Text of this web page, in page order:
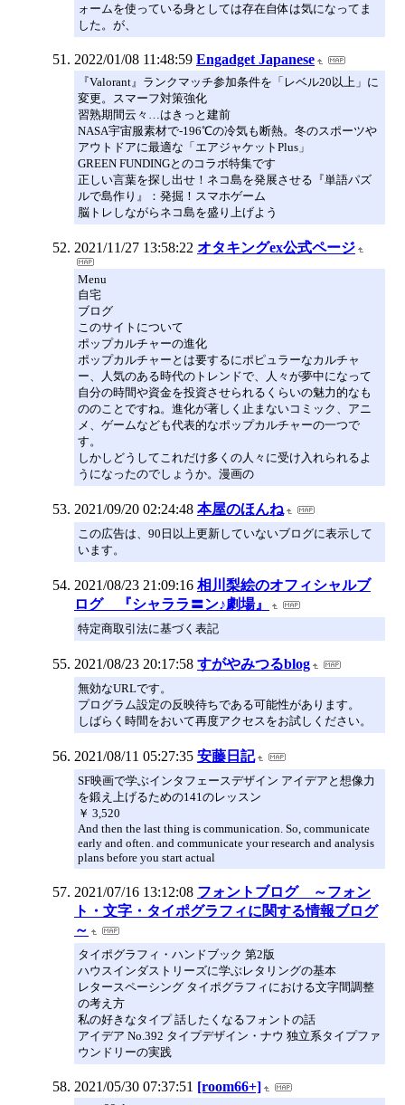
ォームを使っている身としては存在自体は気になってま
した。が、
2022/01/08 11:48:59 Engadget Japanese
『Valorant』ランクマッチ参加条件を「レベル20以上」に
変更。スマーフ対策強化
習熟期間云々…はきっと建前
NASA宇宙服素材で-196℃の冷気も断熱。冬のスポーツや
アウトドアに最適な「エアジャケットPlus」
GREEN FUNDINGとのコラボ特集です
正しい言葉を探し出せ！ネコ島を発展させる『単語パズ
ルで島作り』：発掘！スマホゲーム
脳トレしながらネコ島を盛り上げよう
2021/11/27 13:58:22 オタキングex公式ページ
Menu
自宅
ブログ
このサイトについて
ポップカルチャーの進化
ポップカルチャーとは要するにポピュラーなカルチャ
ー、人気のある時代のトレンドで、人々が夢中になって
自分の時間や資金を投資させられるくらいの魅力的なも
ののことですね。進化が著しく止まないコミック、アニ
メ、ゲームなども代表的なポップカルチャーの一つで
す。
しかしどうしてこれだけ多くの人々に受け入れられるよ
うになったのでしょうか。漫画の
2021/09/20 02:24:48 本屋のほんね
この広告は、90日以上更新していないブログに表示して
います。
2021/08/23 21:09:16 相川梨絵のオフィシャルブ
ログ 『シャララ〓ン♪劇場』
特定商取引法に基づく表記
2021/08/23 20:17:58 すがやみつるblog
無効なURLです。
プログラム設定の反映待ちである可能性があります。
しばらく時間をおいて再度アクセスをお試しください。
2021/08/11 05:27:35 安藤日記
SF映画で学ぶインタフェースデザイン アイデアと想像力
を鍛え上げるための141のレッスン
￥ 3,520
And then the last thing is communication. So, communicate
early and often. and communicate your research and analysis
plans before you start actual
2021/07/16 13:12:08 フォントブログ ～フォン
ト・文字・タイポグラフィに関する情報ブログ
～
タイポグラフィ・ハンドブック 第2版
ハウスインダストリーズに学ぶレタリングの基本
レタースペーシング タイポグラフィにおける文字間調整
の考え方
私の好きなタイプ 話したくなるフォントの話
アイデア No.392 タイプデザイン・ナウ 独立系タイプファ
ウンドリーの実践
2021/05/30 07:37:51 [room66+]